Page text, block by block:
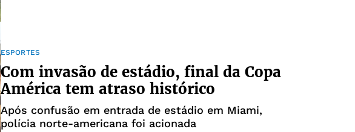
ESPORTES
Com invasão de estádio, final da Copa
América tem atraso histórico
Após confusão em entrada de estádio em Miami,
polícia norte-americana foi acionada